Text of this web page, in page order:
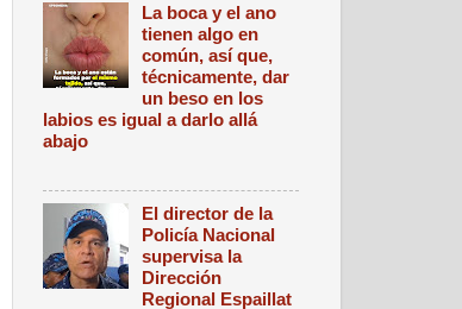
La boca y el ano
tienen algo en
común, así que,
técnicamente, dar
un beso en los
labios es igual a darlo allá
abajo
El director de la
Policía Nacional
supervisa la
Dirección
Regional Espaillat